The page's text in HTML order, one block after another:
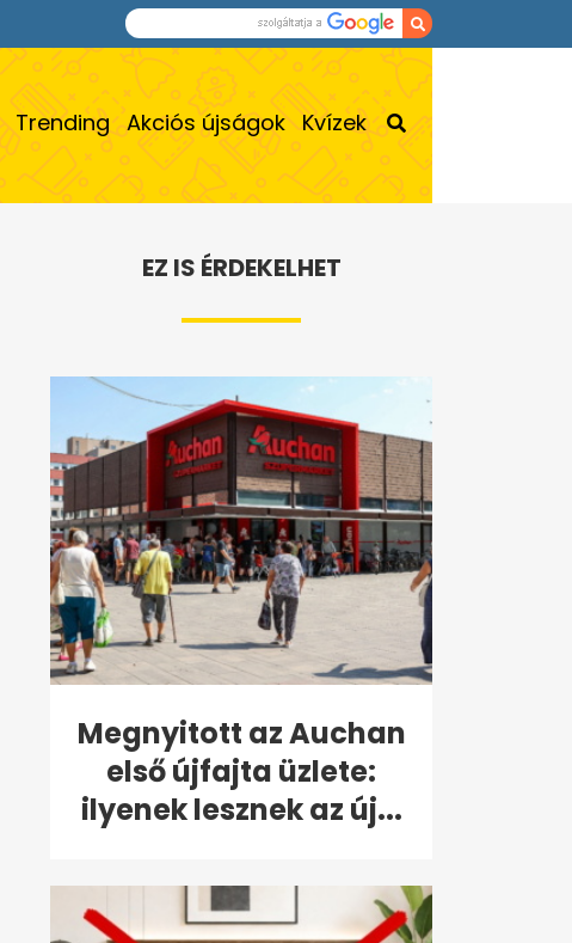
Trending Akciós újságok Kvízek
EZ IS ÉRDEKELHET
Megnyitott az Auchan
első újfajta üzlete:
ilyenek lesznek az új...